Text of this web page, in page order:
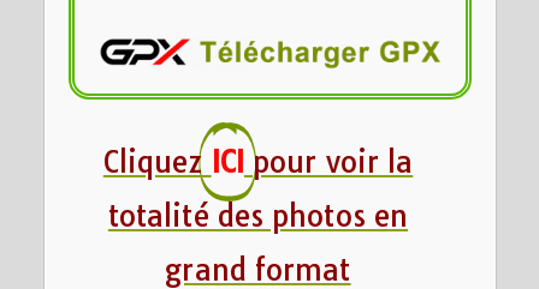
Cliquez ICI pour voir la
totalité des photos en
grand format